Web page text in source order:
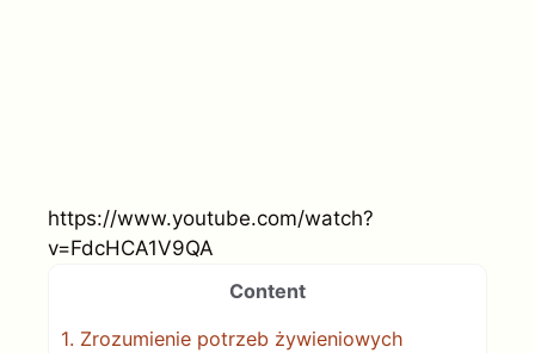
https://www.youtube.com/watch?
v=FdcHCA1V9QA
Content
1. Zrozumienie potrzeb żywieniowych